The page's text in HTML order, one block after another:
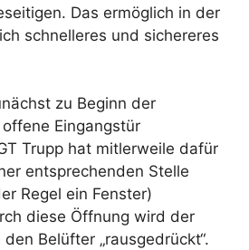
Das ermöglich in der
schnelleres und sichereres
zu Beginn der
Eingangstür
Trupp hat mitlerweile dafür
entsprechenden Stelle
Regel ein Fenster)
diese Öffnung wird der
Belüfter „rausgedrückt“.